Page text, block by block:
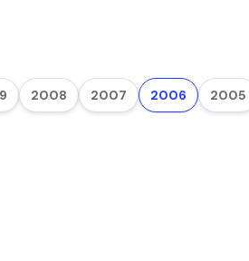
2008 2007 2006 2005